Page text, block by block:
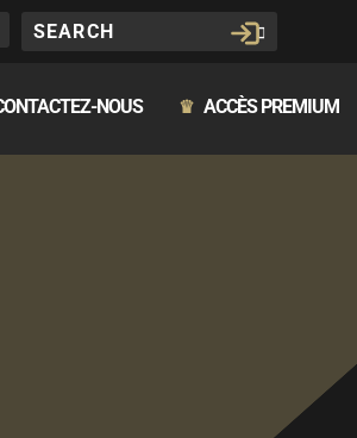
NOUS ♛ ACCÈS PREMIUM